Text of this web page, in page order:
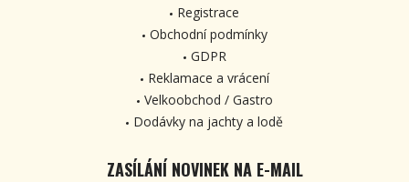
Registrace
Obchodní podmínky
GDPR
Reklamace a vrácení
Velkoobchod / Gastro
Dodávky na jachty a lodě
ZASÍLÁNÍ NOVINEK NA E-MAIL